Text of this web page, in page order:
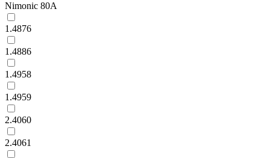
Nimonic 80A
1.4876
1.4886
1.4958
1.4959
2.4060
2.4061